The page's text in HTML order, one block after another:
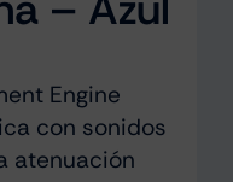
Engine
con sonidos
atenuación